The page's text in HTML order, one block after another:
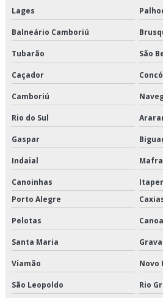
Transporte produtos congelados valor
Transporte produtos refrigerados em
Transporte produtos refrigerados em
Transporte produtos refrigerados
Transporte refrigerado de alimentos
Transporte refrigerado fracionado
Lages
Balneário Camboriú
Tubarão São
Caçador
Camboriú
Rio do Sul
Gaspar
Indaial Mafra
Canoinhas
Porto Alegre
Pelotas
Santa Maria
Viamão Novo
São Leopoldo Rio